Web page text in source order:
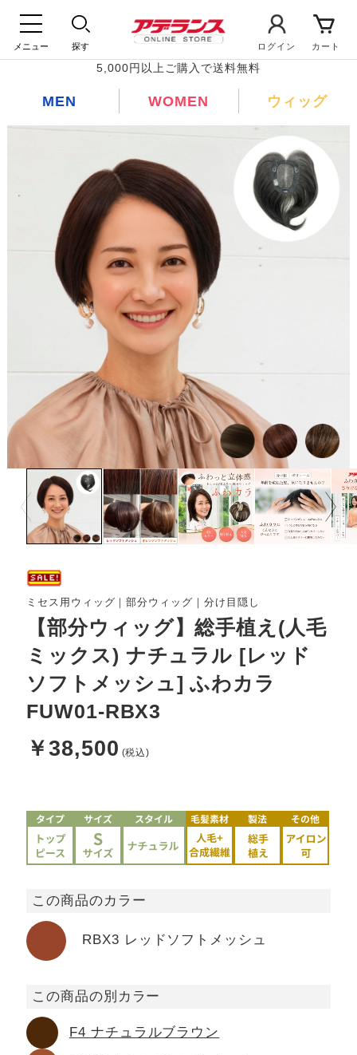
メニュー 探す ログイン カート
5,000円以上ご購入で送料無料
MEN WOMEN ウィッグ
【部分ウィッグ】総手植え(人毛
ミックス) ナチュラル [レッド
ソフトメッシュ] ふわカラ
FUW01-RBX3
ミセス用ウィッグ｜部分ウィッグ｜分け目隠し
￥38,500
この商品のカラー
RBX3 レッドソフトメッシュ
この商品の別カラー
F4 ナチュラルブラウン